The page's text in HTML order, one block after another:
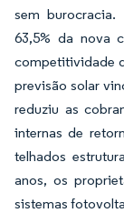
sem
63,5% da nova
competitividade
previsão solar
reduziu as
internas de
telhados
anos, os
sistemas